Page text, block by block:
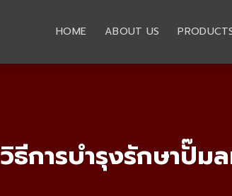
HOME ABOUT US
วิธีการบำรุงรักษาปั๊ม